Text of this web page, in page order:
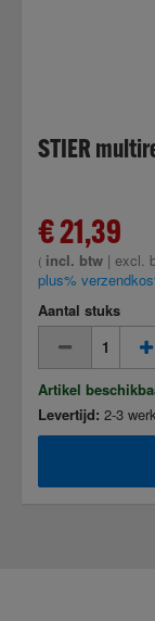
STIER
€ 21,39
( incl. btw | excl.
plus%
Aantal stuks
Artikel
Levertijd: 2-3